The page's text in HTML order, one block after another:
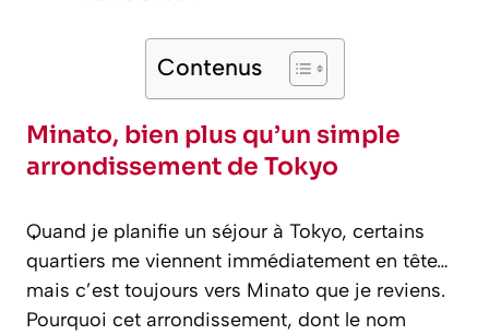
Contenus
Minato, bien plus qu’un simple
arrondissement de Tokyo
Quand je planifie un séjour à Tokyo, certains
quartiers me viennent immédiatement en tête…
mais c’est toujours vers Minato que je reviens.
Pourquoi cet arrondissement, dont le nom